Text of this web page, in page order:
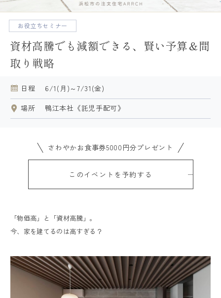
ARRCHの家づくり
資金計画
土地探し
会社案内
会社概要
スタッフ紹介
お客様満足度レビュー
よくあるご質問
読みもの
お役立ちセミナー
資材高騰でも減額できる、賢い予算＆間
取り戦略
日程
6/1(月)～7/31(金)
場所
鴨江本社《託児手配可》
さわやかお食事券5000円分プレゼント
このイベントを予約する
「物価高」と「資材高騰」。
今、家を建てるのは高すぎる？